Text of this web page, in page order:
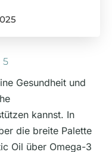
5
Gesundheit und
kannst. In
die breite Palette
Oil über Omega-3